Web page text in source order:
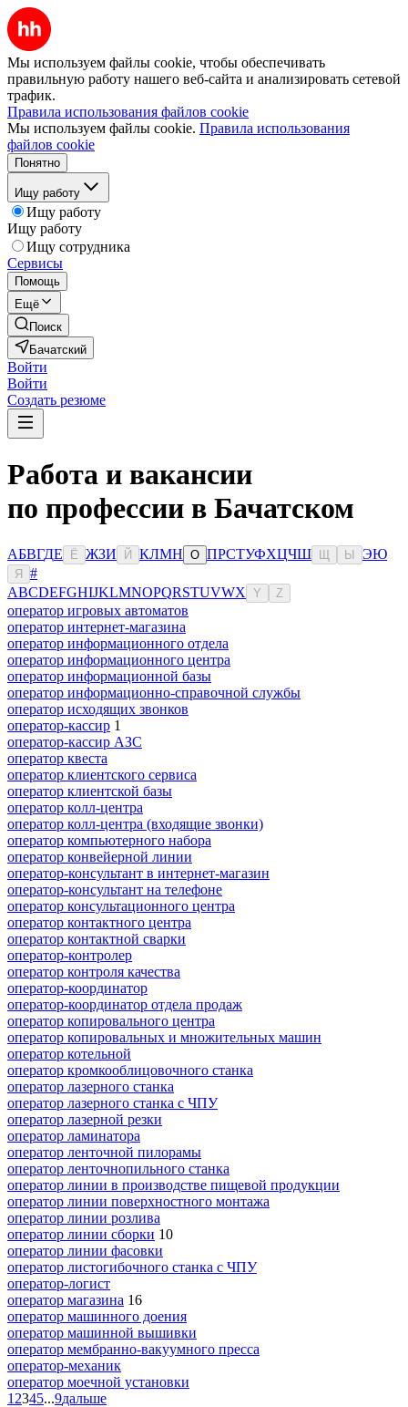
Мы используем файлы cookie, чтобы обеспечивать
правильную работу нашего веб-сайта и анализировать сетевой
трафик.
Правила использования файлов cookie
Мы используем файлы cookie. Правила использования
файлов cookie
Понятно
Ищу работу
Ищу работу
Ищу работу
Ищу сотрудника
Сервисы
Помощь
Ещё
Поиск
Бачатский
Войти
Войти
Создать резюме
Работа и вакансии
по профессии в Бачатском
АБВГДЕ Ё ЖЗИ Й КЛМН О ПРСТУФХЦЧШ Ы ЭЮ
Я
#
ABCDEFGHIJKLMNOPQRSTUVWX Y Z
оператор игровых автоматов
оператор интернет-магазина
оператор информационного отдела
оператор информационного центра
оператор информационной базы
оператор информационно-справочной службы
оператор исходящих звонков
оператор-кассир 1
оператор-кассир АЗС
оператор квеста
оператор клиентского сервиса
оператор клиентской базы
оператор колл-центра
оператор колл-центра (входящие звонки)
оператор компьютерного набора
оператор конвейерной линии
оператор-консультант в интернет-магазин
оператор-консультант на телефоне
оператор консультационного центра
оператор контактного центра
оператор контактной сварки
оператор-контролер
оператор контроля качества
оператор-координатор
оператор-координатор отдела продаж
оператор копировального центра
оператор копировальных и множительных машин
оператор котельной
оператор кромкооблицовочного станка
оператор лазерного станка
оператор лазерного станка с ЧПУ
оператор лазерной резки
оператор ламинатора
оператор ленточной пилорамы
оператор ленточнопильного станка
оператор линии в производстве пищевой продукции
оператор линии поверхностного монтажа
оператор линии розлива
оператор линии сборки 10
оператор линии фасовки
оператор листогибочного станка с ЧПУ
оператор-логист
оператор магазина 16
оператор машинного доения
оператор машинной вышивки
оператор мембранно-вакуумного пресса
оператор-механик
оператор моечной установки
1 2345...9дальше